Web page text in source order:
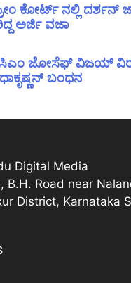
ಕೋರ್ಟ್ ನಲ್ಲಿ ದರ್ಶನ್
ಅರ್ಜಿ ವಜಾ
ಸಿಎಂ ಜೋಸೆಫ್ ವಿಜಯ್
ಬಂಧನ
Digital Media
B.H. Road near
District, Karnataka